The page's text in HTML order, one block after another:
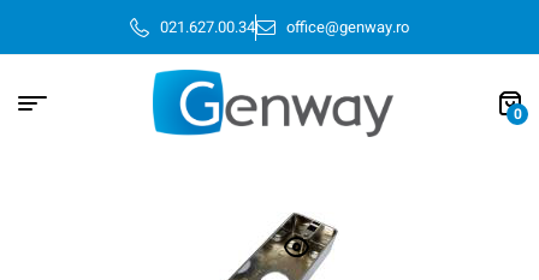
021.627.00.34 office@genway.ro
0